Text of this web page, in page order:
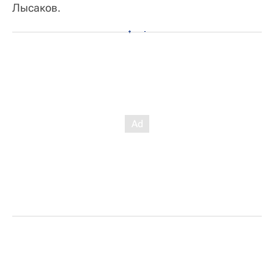
Лысаков.